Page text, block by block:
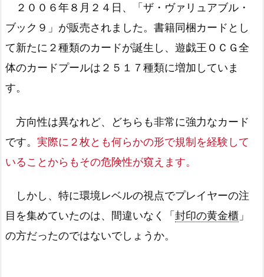
２００６年８月２４日、「ザ・ヴァリュアブル・
ブック９」が販売されました。書籍同梱カードとし
て新たに２種類のカードが誕生し、遊戯王ＯＣＧ全
体のカードプールは２５１７種類に増加していま
す。
方向性は異なれど、どちらも非常に強力なカード
です。 実際に２枚とも何らかの形で規制を経験して
いることからもその危険性が窺えます。
しかし、特に環境レベルの視点でプレイヤーの注
目を集めていたのは、間違いなく「 封印の黄金櫃 」
の方だったのではないでしょうか。